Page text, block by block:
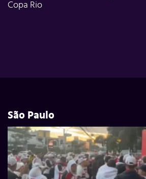
Copa Rio
São Paulo